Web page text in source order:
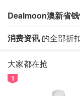
Dealmoon澳新省
消费资讯 的全部折
大家都在抢
1